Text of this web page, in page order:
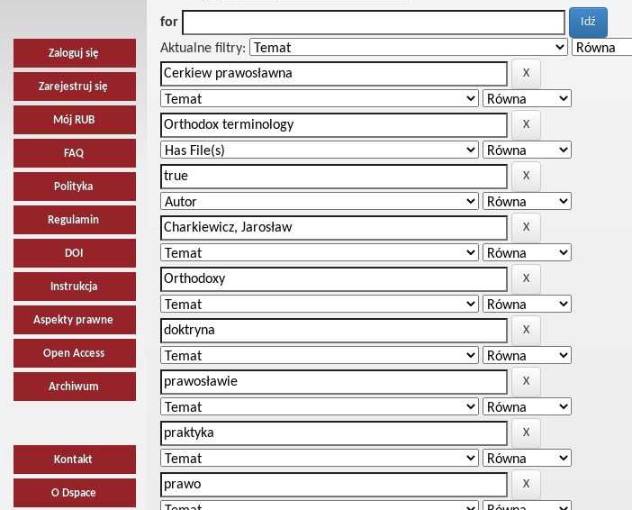
Zaloguj się
Zarejestruj się
Mój RUB
FAQ
Polityka
Regulamin
DOI
Instrukcja
Aspekty prawne
Open Access
Archiwum
Kontakt
O Dspace
for
Aktualne filtry: